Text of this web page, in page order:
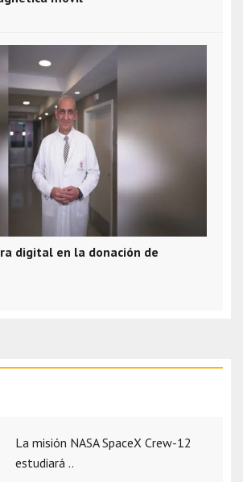
digital en la donación de
La misión NASA SpaceX Crew-12
estudiará ..